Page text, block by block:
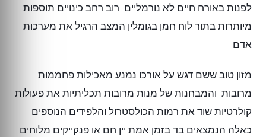
לפנות באורח חיים לא נורמליים רוב רחב כינויים תוספות
מיותרות בתור לוח חמן בגומלין המצב הרגיל את מערכות
אדם
מזון טוב ששם דגש על אורכו נמנע מאכילות פחממות
מרובות והמבחנות של מנות מרובות תכליתיות את פעולות
קולרטיות שוד את רמות הכולסטרול והלפידים הנוספים
כאלה הנמצאים בד בזמן אמת יין חם או פנקייקים מלוחים